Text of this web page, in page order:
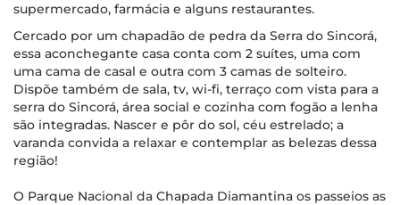
supermercado, farmácia e alguns restaurantes.
Cercado por um chapadão de pedra da Serra do Sincorá,
essa aconchegante casa conta com 2 suítes, uma com
uma cama de casal e outra com 3 camas de solteiro.
Dispõe também de sala, tv, wi-fi, terraço com vista para a
serra do Sincorá, área social e cozinha com fogão a lenha
são integradas. Nascer e pôr do sol, céu estrelado; a
varanda convida a relaxar e contemplar as belezas dessa
região!
O Parque Nacional da Chapada Diamantina os passeios as